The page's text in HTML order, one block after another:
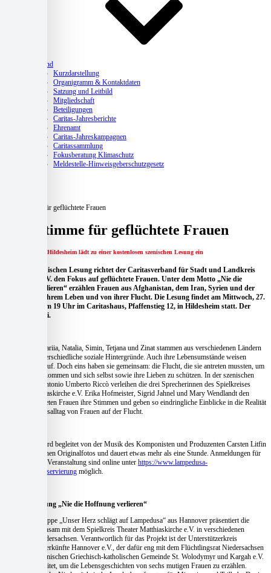
Verband
Kurzdarstellung
Organigramm & Kontaktdaten
Satzung und Leitbild
Mitgliedschaft
Beteiligungen
Caritas-Jahresberichte
Ehrenamt
Caritas-Jahreskampagnen
Caritassammlung
Fokusberatung Klimaschutz
Meldestelle-Hinweisgeberschutzgesetz
Eine Stimme für geflüchtete Frauen
Eine Stimme für geflüchtete Frauen
Caritasverband Hildesheim lädt zu einer kostenlosen szenischen Lesung ein
Mit einer szenischen Lesung richtet der Caritasverband für Stadt und Landkreis
Hildesheim e.V. den Fokus auf geflüchtete Frauen. Unter dem Motto „Nie die
Hoffnung verlieren“ erzählen Frauen aus Afghanistan, dem Iran, Syrien und der
Ukraine aus ihrem Leben und von ihrer Flucht. Die Lesung findet am Mittwoch, 27.
September, um 19 Uhr im Caritashaus, Pfaffenstieg 12, in Hildesheim statt. Der
Eintritt ist frei.
Farkhunda, Mariia, Natalia, Simin, Tetjana und Zinat stammen aus verschiedenen Ländern
und haben unterschiedliche soziale Hintergründe. Auch ihre Lebensumstände weisen
Unterschiede auf. Doch eins haben sie gemeinsam: die Flucht, die sie antreten mussten, um
Gewalt zu entkommen und sich selbst sowie ihre Lieben zu schützen. In der szenischen
Lesung von Antonio Umberto Riccò verleihen die drei Sprecherinnen des Spielkreises
Theater Matthiaskirche e.V. Erika Hofmeister, Sigrid Jahnel und Mary Wendlandt den
sechs geflüchteten Frauen ihre Stimmen und geben so eindringliche Einblicke in die Realität
und den Lebensalltag von Frauen auf der Flucht.
Die Lesung wird begleitet von der Musik des Komponisten und Produzenten Carsten Litfin
sowie zahlreichen Originalfotos und dauert etwas mehr als eine Stunde. Anmeldungen für
die kostenlose Veranstaltung sind online unter https://www.lampedusa-
hannover.de/reservierung möglich.
Über die Lesung „Nie die Hoffnung verlieren“
Die Projektgruppe „Unser Herz schlägt auf Lampedusa“ aus Hannover präsentiert die
Lesung gemeinsam mit dem Spielkreis Theater Matthiaskirche e.V. in verschiedenen
Städten in Niedersachsen. Verantwortlich für das Projekt ist der Unterstützerkreis
Flüchtlingsunterkünfte Hannover e.V., der dafür eng mit dem Flüchtlingsrat Niedersachsen
e.V., der Ukrainischen Griechisch-katholischen Gemeinde St. Wolodymyr und Kargah e.V.
zusammenarbeitet, um die Lebensgeschichten von sechs mutigen Frauen zu erzählen.